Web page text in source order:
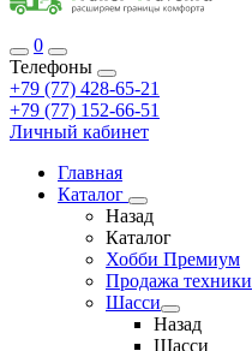
0
Телефоны
+79 (77) 428-65-21
+79 (77) 152-66-51
Личный кабинет
Главная
Каталог
Назад
Каталог
Хобби Премиум
Продажа техники
Шасси
Назад
Шасси